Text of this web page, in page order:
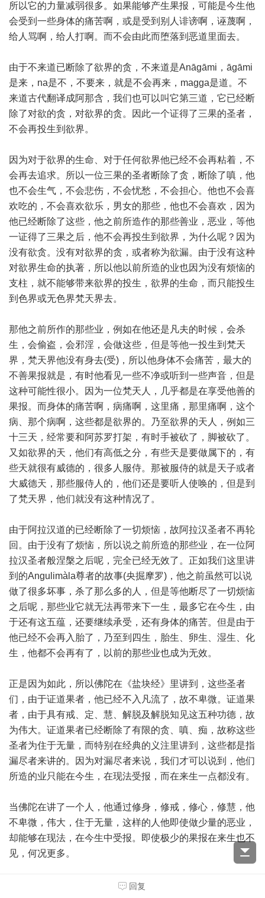
所以它的力量减弱很多。如果能够产生果报，可能是今生他
会受到一些身体的痛苦啊，或是受到别人诽谤啊，诬蔑啊，
给人骂啊，给人打啊。而不会由此而堕落到恶道里面去。
由于不来道已断除了欲界的贪，不来道是Anāgāmi，āgāmi
是来，na是不，不要来，就是不会再来，magga是道。不
来道古代翻译成阿那含，我们也可以叫它第三道，它已经断
除了对欲的贪，对欲界的贪。因此一个证得了三果的圣者，
不会再投生到欲界。
因为对于欲界的生命、对于任何欲界他已经不会再粘着，不
会再去追求。所以一位三果的圣者断除了贪，断除了嗔，他
也不会生气，不会悲伤，不会忧愁，不会担心。他也不会喜
欢吃的，不会喜欢欲乐，男女的那些，他也不会喜欢，因为
他已经断除了这些，他之前所造作的那些善业，恶业，等他
一证得了三果之后，他不会再投生到欲界，为什么呢？因为
没有欲贪。没有对欲界的贪，或者称为欲漏。由于没有这种
对欲界生命的执著，所以他以前所造的业也因为没有烦恼的
支柱，就不能够带来欲界的投生，欲界的生命，而只能投生
到色界或无色界梵天界去。
那他之前所作的那些业，例如在他还是凡夫的时候，会杀
生，会偷盗，会邪淫，会做这些，但是等他一投生到梵天
界，梵天界他没有身去(受)，所以他身体不会痛苦，最大的
不善果报就是，有时他看见一些不净或听到一些声音，但是
这种可能性很小。因为一位梵天人，几乎都是在享受他善的
果报。而身体的痛苦啊，病痛啊，这里痛，那里痛啊，这个
病、那个病啊，这些都是欲界的。乃至欲界的天人，例如三
十三天，经常要和阿苏罗打架，有时手被砍了，脚被砍了。
又如欲界的天，他们有高低之分，有些天是要做属下的，有
些天就很有威德的，很多人服侍。那被服侍的就是天子或者
大威德天，那些服侍人的，他们还是要听人使唤的，但是到
了梵天界，他们就没有这种情况了。
由于阿拉汉道的已经断除了一切烦恼，故阿拉汉圣者不再轮
回。由于没有了烦恼，所以说之前所造的那些业，在一位阿
拉汉圣者般涅槃之后呢，完全已经无效了。正如我们这里讲
到的Angulimàla尊者的故事(央掘摩罗)，他之前虽然可以说
做了很多坏事，杀了那么多的人，但是等他断尽了一切烦恼
之后呢，那些业它就无法再带来下一生，最多它在今生，由
于还有这五蕴，还要继续承受，还有身体的痛苦。但是由于
他已经不会再入胎了，乃至到四生，胎生、卵生、湿生、化
生，他都不会再有了，以前的那些业也成为无效。
正是因为如此，所以佛陀在《盐块经》里讲到，这些圣者
们，由于证道果者，他已经不入凡流了，故不卑微。证道果
者，由于具有戒、定、慧、解脱及解脱知见这五种功德，故
为伟大。证道果者已经断除了有限的贪、嗔、痴，故称这些
圣者为住于无量，而特别在经典的义注里讲到，这些都是指
漏尽者来讲的。因为对漏尽者来说，我们才可以说到，他们
所造的业只能在今生，在现法受报，而在来生一点都没有。
当佛陀在讲了一个人，他通过修身，修戒，修心，修慧，他
不卑微，伟大，住于无量，这样的人他即使做少量的恶业，
却能够在现法，在今生中受报。即使极少的果报在来生也不
见，何况更多。
在这里佛陀就举了一个比喻，他说“诸比库，犹如有人将盐
回复